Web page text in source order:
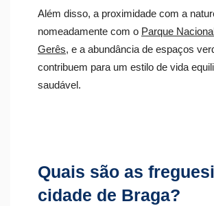
Além disso, a proximidade com a
nomeadamente com o Parque
Gerês, e a abundância de espaços
contribuem para um estilo de vida
saudável.
Quais são as
cidade de Braga?